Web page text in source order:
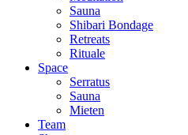
Sauna
Shibari Bondage
Retreats
Rituale
Space
Serratus
Sauna
Mieten
Team